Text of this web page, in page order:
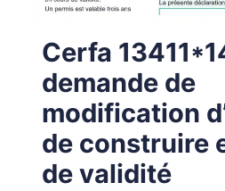
Cerfa
demande de
modification
de construire
de validité